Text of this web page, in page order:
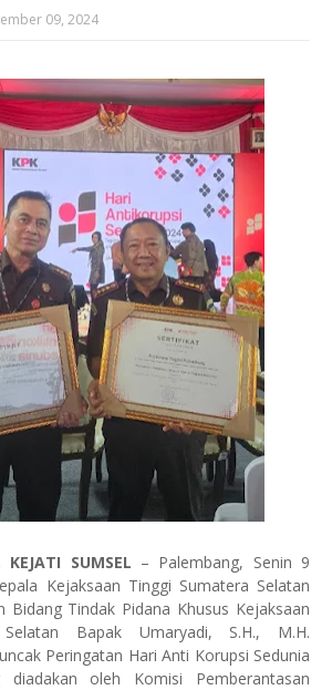
09, 2024
KEJATI SUMSEL – Palembang, Senin 9
Kejaksaan Tinggi Sumatera Selatan
Bidang Tindak Pidana Khusus Kejaksaan
Bapak Umaryadi, S.H., M.H.
Peringatan Hari Anti Korupsi Sedunia
oleh Komisi Pemberantasan